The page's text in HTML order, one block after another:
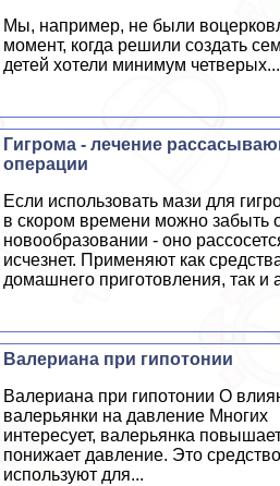
Мы, например, не были
момент, когда решили создать
детей хотели минимум четверых...
Гигрома - лечение
операции
Если использовать мази для
в скором времени можно забыть
новообразовании - оно
исчезнет. Применяют как
домашнего приготовления, так и
Валериана при гипотонии
Валериана при гипотонии О
валерьянки на давление Многих
интересует, валерьянка
понижает давление. Это
используют для...